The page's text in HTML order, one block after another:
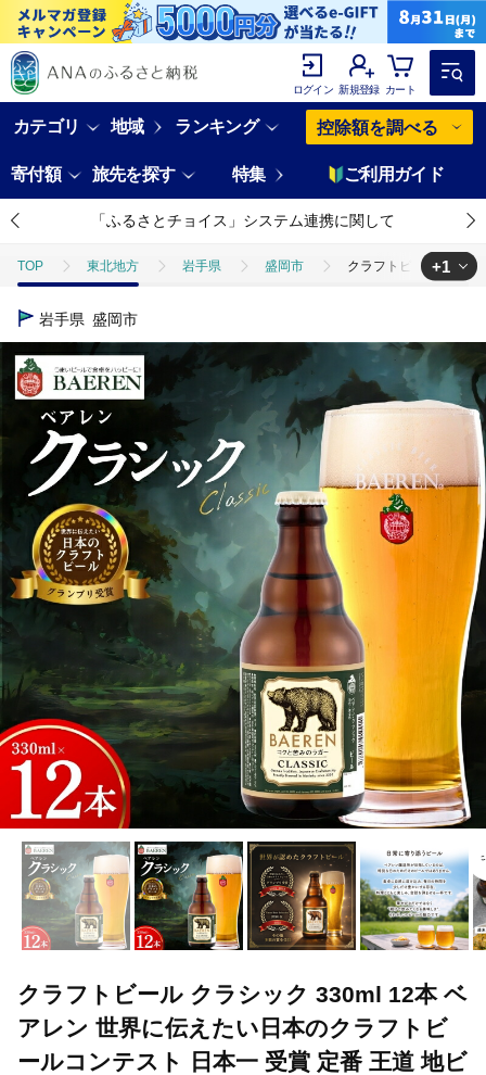
ログイン 新規登録 カート
カテゴリ 地域 ランキング 控除額を調べる
寄付額 旅先を探す 特集 ご利用ガイド
「ふるさとチョイス」システム連携に関して
TOP 東北地方 岩手県 盛岡市 クラフトビール クラ
TOP
+1
岩手県 盛岡市
クラフトビール クラシック 330ml 12本 ベ
アレン 世界に伝えたい日本のクラフトビ
ールコンテスト 日本一 受賞 定番 王道 地ビ